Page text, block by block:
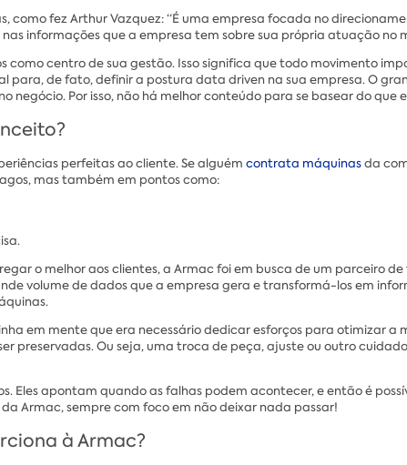
fez Arthur Vazquez: “É uma empresa focada no
informações que a empresa tem sobre sua própria atuação no
como centro de sua gestão. Isso significa que todo movimento
para, de fato, definir a postura data driven na sua empresa. O
Por isso, não há melhor conteúdo para se basear do que
perfeitas ao cliente. Se alguém contrata máquinasda
mas também em pontos como:
o melhor aos clientes, a Armac foi em busca de um parceiro
volume de dados que a empresa gera e transformá-los em
em mente que era necessário dedicar esforços para otimizar
preservadas. Ou seja, uma troca de peça, ajuste ou outro
Eles apontam quando as falhas podem acontecer, e então é
Armac, sempre com foco em não deixar nada passar!
à Armac?